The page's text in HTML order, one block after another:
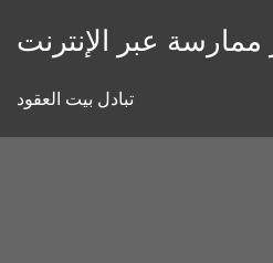
تبادل بيت العقود